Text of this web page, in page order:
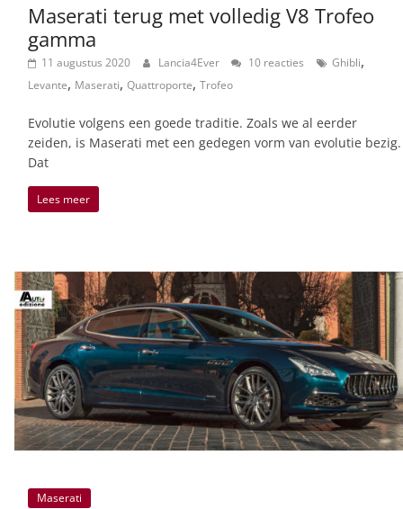
Maserati terug met volledig V8 Trofeo
gamma
11 augustus 2020 Lancia4Ever 10 reacties Ghibli,
Levante, Maserati, Quattroporte, Trofeo
Evolutie volgens een goede traditie. Zoals we al eerder
zeiden, is Maserati met een gedegen vorm van evolutie bezig.
Dat
Lees meer
Maserati